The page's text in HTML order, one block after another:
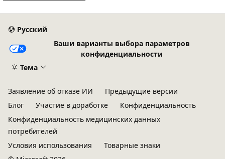
Русский
Ваши варианты выбора параметров
конфиденциальности
Тема
Заявление об отказе ИИ
Предыдущие версии
Блог
Участие в доработке
Конфиденциальность
Конфиденциальность медицинских данных
потребителей
Условия использования
Товарные знаки